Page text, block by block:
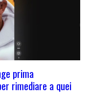
prima
rimediare a quei